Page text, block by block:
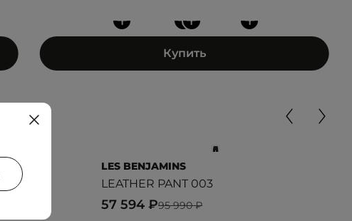
+
+
+ +
Купить
LES BENJAMINS
LEATHER PANT 003
95 990 ₽
57 594 ₽